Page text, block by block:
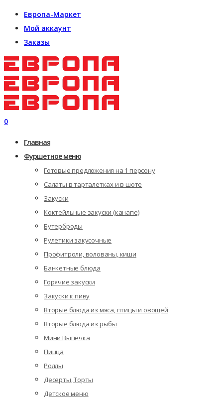
Европа-Маркет
Мой аккаунт
Заказы
0
Главная
Фуршетное меню
Готовые предложения на 1 персону
Салаты в тарталетках и в шоте
Закуски
Коктейльные закуски (канапе)
Бутерброды
Рулетики закусочные
Профитроли, волованы, киши
Банкетные блюда
Горячие закуски
Закуски к пиву
Вторые блюда из мяса, птицы и овощей
Вторые блюда из рыбы
Мини Выпечка
Пицца
Роллы
Десерты, Торты
Детское меню